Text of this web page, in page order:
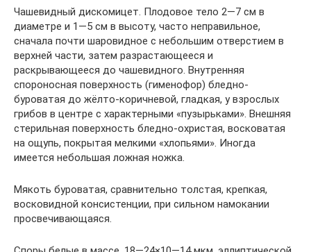
Чашевидный дискомицет. Плодовое тело 2—7 см в
диаметре и 1—5 см в высоту, часто неправильное,
сначала почти шаровидное с небольшим отверстием в
верхней части, затем разрастающееся и
раскрывающееся до чашевидного. Внутренняя
спороносная поверхность (гименофор) бледно-
буроватая до жёлто-коричневой, гладкая, у взрослых
грибов в центре с характерными «пузырьками». Внешняя
стерильная поверхность бледно-охристая, восковатая
на ощупь, покрытая мелкими «хлопьями». Иногда
имеется небольшая ложная ножка.
Мякоть буроватая, сравнительно толстая, крепкая,
восковидной консистенции, при сильном намокании
просвечивающаяся.